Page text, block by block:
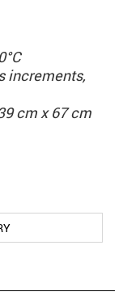
increments,
cm x 67 cm